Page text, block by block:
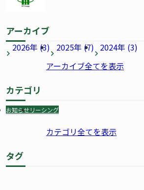
アーカイブ
2026年 (3) 2025年 (7) 2024年 (3)
アーカイブ全てを表示
カテゴリ
お知らせリーシング
カテゴリ全てを表示
タグ